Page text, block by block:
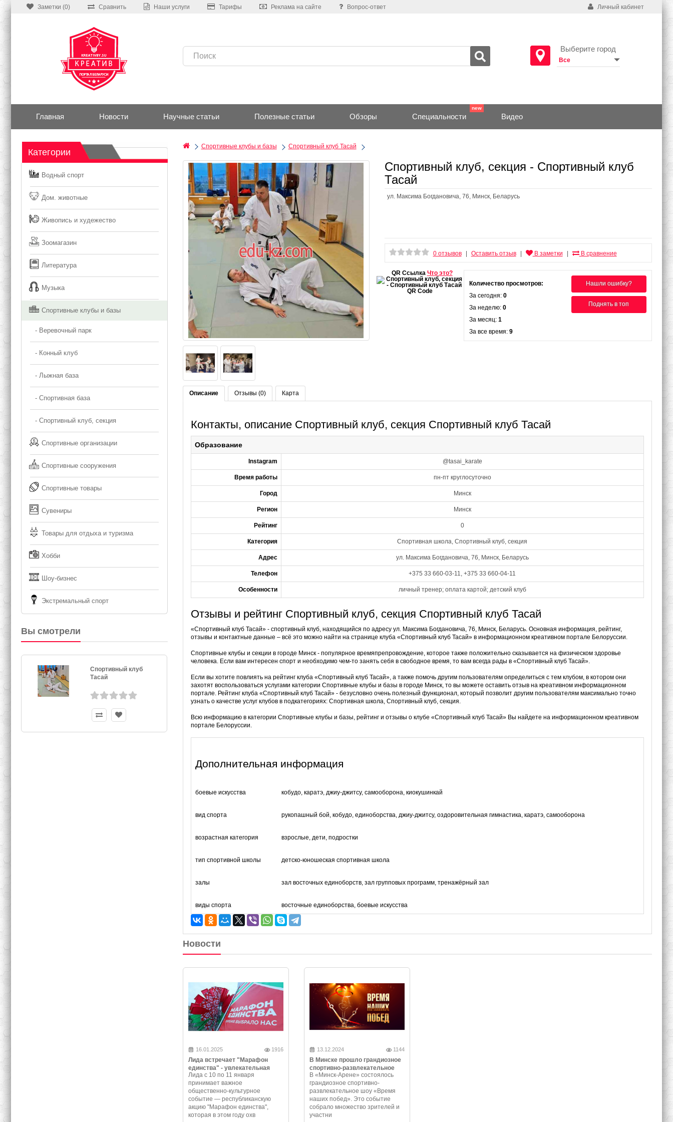
Заметки (0) Сравнить Наши услуги Тарифы Реклама на сайте Вопрос-ответ Личный кабинет
Выберите город
Главная Новости Научные статьи Полезные статьи Обзоры Специальности Видео
Категории
Водный спорт
Дом. животные
Живопись и худежество
Зоомагазин
Литература
Музыка
Спортивные клубы и базы
- Веревочный парк
- Конный клуб
- Лыжная база
- Спортивная база
- Спортивный клуб, секция
Спортивные организации
Спортивные сооружения
Спортивные товары
Сувениры
Товары для отдыха и туризма
Хобби
Шоу-бизнес
Экстремальный спорт
Вы смотрели
Спортивный клуб
Тасай
Спортивные клубы и базы Спортивный клуб Тасай
Спортивный клуб, секция - Спортивный клуб
Тасай
ул. Максима Богдановича, 76, Минск, Беларусь
0 отзывов Оставить отзыв В заметки В сравнение
QR Ссылка Что это?
Нашли ошибку?
Поднять в топ
Количество просмотров:
За сегодня: 0
За неделю: 0
За месяц: 1
За все время: 9
Описание Отзывы (0) Карта
Контакты, описание Спортивный клуб, секция Спортивный клуб Тасай
Образование
Instagram @tasai_karate
Время работы пн-пт круглосуточно
Город Минск
Регион Минск
Рейтинг 0
Категория Спортивная школа, Спортивный клуб, секция
Адрес ул. Максима Богдановича, 76, Минск, Беларусь
Телефон +375 33 660-03-11, +375 33 660-04-11
Особенности личный тренер; оплата картой; детский клуб
Отзывы и рейтинг Спортивный клуб, секция Спортивный клуб Тасай
«Спортивный клуб Тасай» - спортивный клуб, находящийся по адресу ул. Максима Богдановича, 76, Минск, Беларусь. Основная информация, рейтинг,
отзывы и контактные данные – всё это можно найти на странице клуба «Спортивный клуб Тасай» в информационном креативном портале Белоруссии.
Спортивные клубы и секции в городе Минск - популярное времяпрепровождение, которое также положительно сказывается на физическом здоровье
человека. Если вам интересен спорт и необходимо чем-то занять себя в свободное время, то вам всегда рады в «Спортивный клуб Тасай».
Если вы хотите повлиять на рейтинг клуба «Спортивный клуб Тасай», а также помочь другим пользователям определиться с тем клубом, в котором они
захотят воспользоваться услугами категории Спортивные клубы и базы в городе Минск, то вы можете оставить отзыв на креативном информационном
портале. Рейтинг клуба «Спортивный клуб Тасай» - безусловно очень полезный функционал, который позволит другим пользователям максимально точно
узнать о качестве услуг клубов в подкатегориях: Спортивная школа, Спортивный клуб, секция.
Всю информацию в категории Спортивные клубы и базы, рейтинг и отзывы о клубе «Спортивный клуб Тасай» Вы найдете на информационном креативном
портале Белоруссии.
Дополнительная информация
боевые искусства кобудо, каратэ, джиу-джитсу, самооборона, киокушинкай
вид спорта рукопашный бой, кобудо, единоборства, джиу-джитсу, оздоровительная гимнастика, каратэ, самооборона
возрастная категория взрослые, дети, подростки
тип спортивной школы детско-юношеская спортивная школа
залы зал восточных единоборств, зал групповых программ, тренажёрный зал
виды спорта восточные единоборства, боевые искусства
Новости
16.01.2025 1916
Лида встречает "Марафон
единства" - увлекательная
программа и незабываемые
события
Лида с 10 по 11 января
принимает важное
общественно-культурное
событие — республиканскую
акцию "Марафон единства",
которая в этом году охв
13.12.2024 1144
В Минске прошло грандиозное
спортивно-развлекательное
шоу «Время наших побед»
В «Минск-Арене» состоялось
грандиозное спортивно-
развлекательное шоу «Время
наших побед». Это событие
собрало множество зрителей и
участни